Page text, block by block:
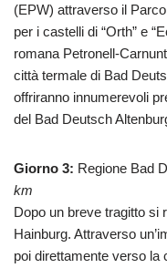
(EPW) attraverso il Parco
per i castelli di “Orth” e “
romana Petronell-
città termale di Bad
offriranno innumerevoli
del Bad Deutsch
Giorno 3: Regione Bad
km
Dopo un breve tragitto si
Hainburg. Attraverso
poi direttamente verso la